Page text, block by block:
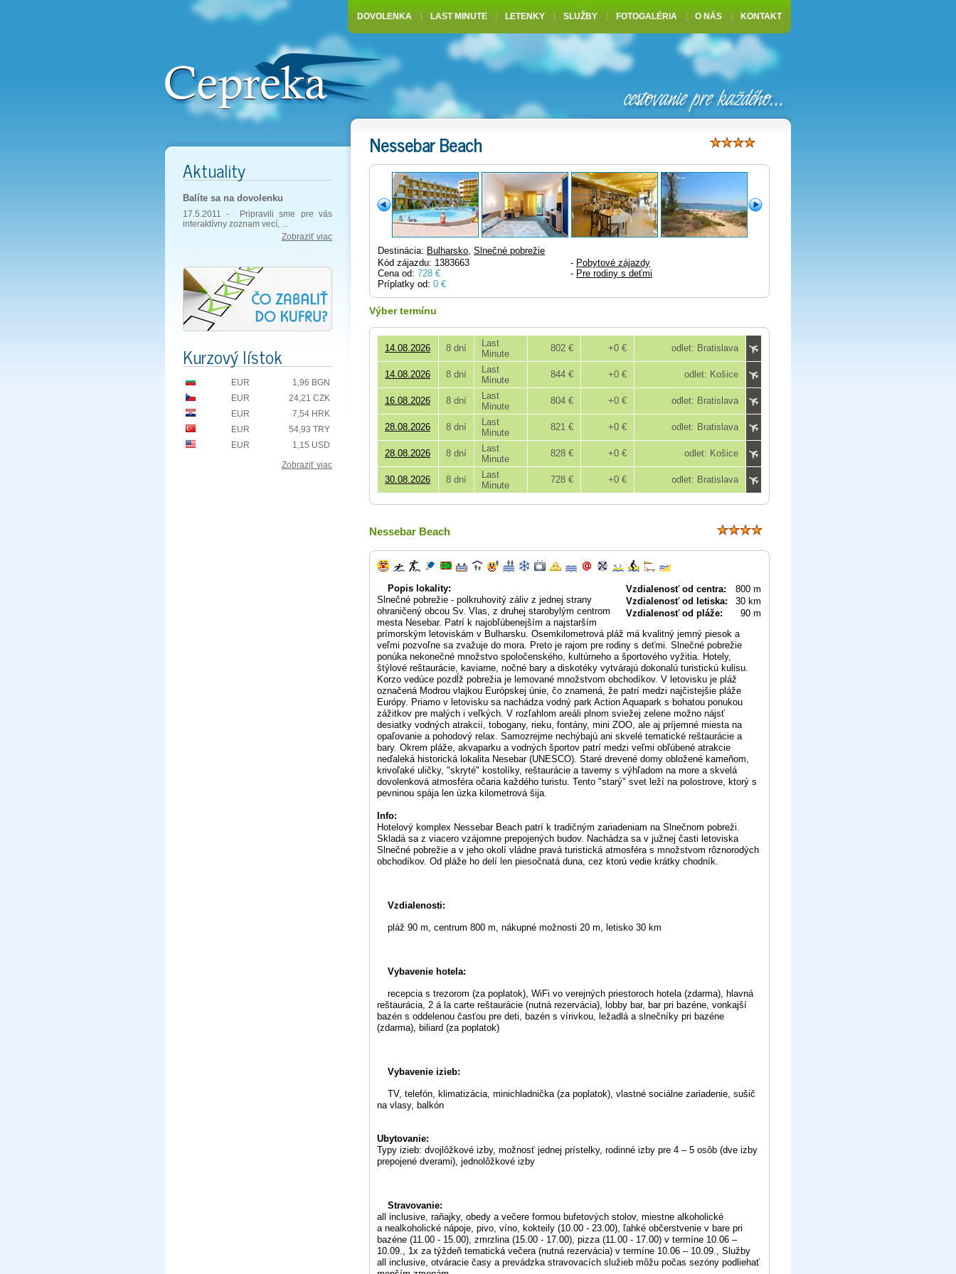
Nessebar Beach
Destinácia: Bulharsko, Slnečné pobrežie
Kód zájazdu: 1383663
Cena od: 728 €
Príplatky od: 0 €
- Pobytové zájazdy
- Pre rodiny s deťmi
Výber termínu
14.08.2026 8 dní
Last
Minute
802 € +0 € odlet: Bratislava
14.08.2026 8 dní
Last
Minute
844 € +0 € odlet: Košice
16.08.2026 8 dní
Last
Minute
804 € +0 € odlet: Bratislava
28.08.2026 8 dní
Last
Minute
821 € +0 € odlet: Bratislava
28.08.2026 8 dní
Last
Minute
828 € +0 € odlet: Košice
30.08.2026 8 dní
Last
Minute
728 € +0 € odlet: Bratislava
Nessebar Beach
Vzdialenosť od centra:
800 m
Vzdialenosť od letiska:
30 km
Vzdialenosť od pláže:
90 m
Popis lokality:
Slnečné pobrežie - polkruhovitý záliv z jednej strany
ohraničený obcou Sv. Vlas, z druhej starobylým centrom
mesta Nesebar. Patrí k najobľúbenejším a najstarším
prímorským letoviskám v Bulharsku. Osemkilometrová pláž má kvalitný jemný piesok a
veľmi pozvoľne sa zvažuje do mora. Preto je rajom pre rodiny s deťmi. Slnečné pobrežie
ponúka nekonečné množstvo spoločenského, kultúrneho a športového vyžitia. Hotely,
štýlové reštaurácie, kaviarne, nočné bary a diskotéky vytvárajú dokonalú turistickú kulisu.
Korzo vedúce pozdĺž pobrežia je lemované množstvom obchodíkov. V letovisku je pláž
označená Modrou vlajkou Európskej únie, čo znamená, že patrí medzi najčistejšie pláže
Európy. Priamo v letovisku sa nachádza vodný park Action Aquapark s bohatou ponukou
zážitkov pre malých i veľkých. V rozľahlom areáli plnom sviežej zelene možno nájsť
desiatky vodných atrakcií, tobogany, rieku, fontány, mini ZOO, ale aj príjemné miesta na
opaľovanie a pohodový relax. Samozrejme nechýbajú ani skvelé tematické reštaurácie a
bary. Okrem pláže, akvaparku a vodných športov patrí medzi veľmi obľúbené atrakcie
neďaleká historická lokalita Nesebar (UNESCO). Staré drevené domy obložené kameňom,
krivoľaké uličky, "skryté" kostolíky, reštaurácie a taverny s výhľadom na more a skvelá
dovolenková atmosféra očaria každého turistu. Tento "starý" svet leží na polostrove, ktorý s
pevninou spája len úzka kilometrová šija.
Info:
Hotelový komplex Nessebar Beach patrí k tradičným zariadeniam na Slnečnom pobreži.
Skladá sa z viacero vzájomne prepojených budov. Nachádza sa v južnej časti letoviska
Slnečné pobrežie a v jeho okolí vládne pravá turistická atmosféra s množstvom rôznorodých
obchodíkov. Od pláže ho delí len piesočnatá duna, cez ktorú vedie krátky chodník.
Vzdialenosti:
pláž 90 m, centrum 800 m, nákupné možnosti 20 m, letisko 30 km
Vybavenie hotela:
recepcia s trezorom (za poplatok), WiFi vo verejných priestoroch hotela (zdarma), hlavná
reštaurácia, 2 á la carte reštaurácie (nutná rezervácia), lobby bar, bar pri bazéne, vonkajší
bazén s oddelenou časťou pre deti, bazén s vírivkou, ležadlá a slnečníky pri bazéne
(zdarma), biliard (za poplatok)
Vybavenie izieb:
TV, telefón, klimatizácia, minichladnička (za poplatok), vlastné sociálne zariadenie, sušič
na vlasy, balkón
Ubytovanie:
Typy izieb: dvojlôžkové izby, možnosť jednej prístelky, rodinné izby pre 4 – 5 osôb (dve izby
prepojené dverami), jednolôžkové izby
Stravovanie:
all inclusive, raňajky, obedy a večere formou bufetových stolov, miestne alkoholické
a nealkoholické nápoje, pivo, víno, kokteily (10.00 - 23.00), ľahké občerstvenie v bare pri
bazéne (11.00 - 15.00), zmrzlina (15.00 - 17.00), pizza (11.00 - 17.00) v termíne 10.06 –
10.09., 1x za týždeň tematická večera (nutná rezervácia) v termíne 10.06 – 10.09., Služby
all inclusive, otváracie časy a prevádzka stravovacích služieb môžu počas sezóny podliehať
Aktuality
Balíte sa na dovolenku
17.5.2011 - Pripravili sme pre vás
interaktívny zoznam vecí, ...
Zobraziť viac
Kurzový lístok
EUR
1,96 BGN
EUR
24,21 CZK
EUR
7,54 HRK
EUR
54,93 TRY
EUR
1,15 USD
Zobraziť viac
DOVOLENKA LAST MINUTE LETENKY SLUŽBY FOTOGALÉRIA O NÁS KONTAKT